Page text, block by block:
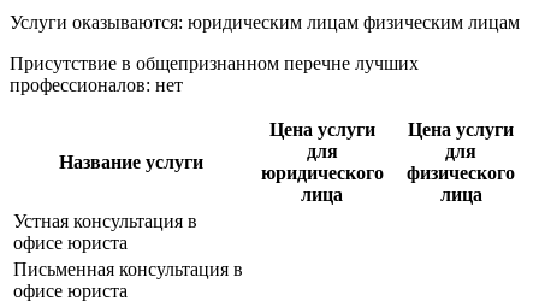
Услуги оказываются: юридическим лицам физическим лицам
Присутствие в общепризнанном перечне лучших
профессионалов: нет
Название услуги
Цена услуги
для
юридического
лица
Цена услуги
для
физического
лица
Устная консультация в
офисе юриста
Письменная консультация в
офисе юриста